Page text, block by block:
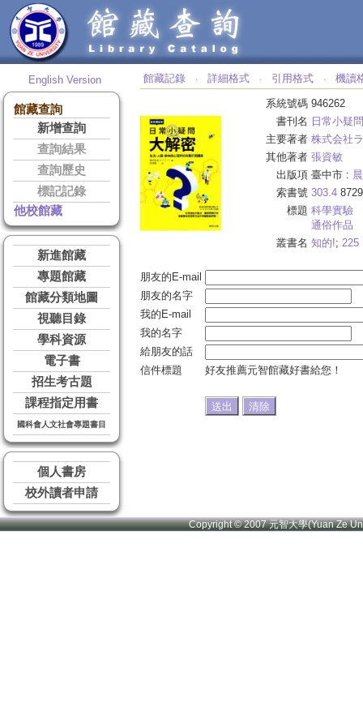
English Version
館藏查詢
新增查詢
查詢結果
查詢歷史
標記記錄
他校館藏
新進館藏
專題館藏
館藏分類地圖
視聽目錄
學科資源
電子書
招生考古題
課程指定用書
國科會人文社會專題書目
個人書房
校外讀者申請
館藏記錄 ‧ 詳細格式 ‧ 引用格式 ‧ 機讀
系統號碼 946262
書刊名 日常小疑
主要著者 株式会社
其他著者 張資敏
出版項 臺中市 :
索書號 303.4 8729
標題 科學實驗
通俗作品
叢書名 知的!; 225
朋友的E-mail
朋友的名字
我的E-mail
我的名字
給朋友的話
信件標題
好友推薦元智館藏好書給您！
Copyright © 2007 元智大學(Yuan Ze